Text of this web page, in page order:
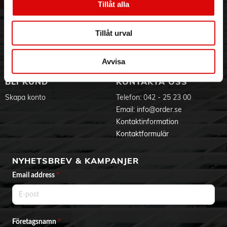
Tillåt alla
Tillåt urval
Avvisa
- 6m sladd
- 15 sek Uppvärmningstid
Visselblåsning
Aktuellt på Order
Ansökan om RMA
Godsefterlysning & Felleverans
Integritetspolicy
Om cookies
BLI KUND
Skapa konto
KONTAKTA OSS
Telefon: 042 - 25 23 00
Email: info@order.se
Kontaktinformation
Kontaktformulär
NYHETSBREV & KAMPANJER
Email address *
Företagsnamn*